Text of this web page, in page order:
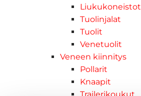
Liukukoneistot
Tuolinjalat
Tuolit
Venetuolit
Veneen kiinnitys
Pollarit
Knaapit